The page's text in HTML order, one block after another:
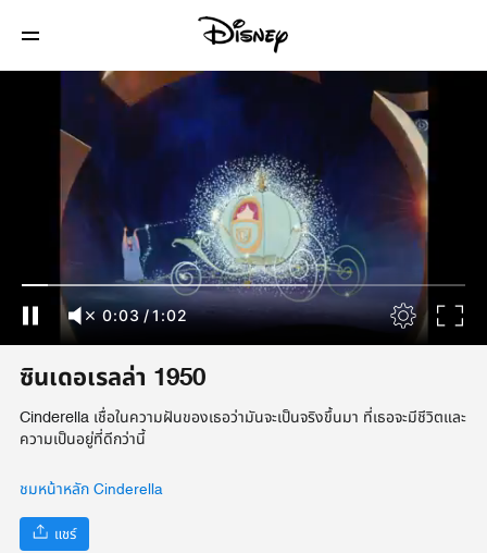
0:03/1:02
ซินเดอเรลล่า 1950
Cinderella เชื่อในความฝันของเธอว่ามันจะเป็นจริงขึ้นมา ที่เธอจะมีชีวิตและ
ความเป็นอยู่ที่ดีกว่านี้
ชมหน้าหลัก Cinderella
แชร์